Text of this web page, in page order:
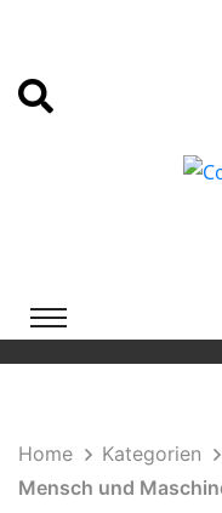
Home
Kategorien
Mensch und